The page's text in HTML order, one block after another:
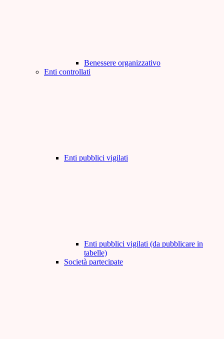
Benessere organizzativo
Enti controllati
Enti pubblici vigilati
Enti pubblici vigilati (da pubblicare in
tabelle)
Società partecipate